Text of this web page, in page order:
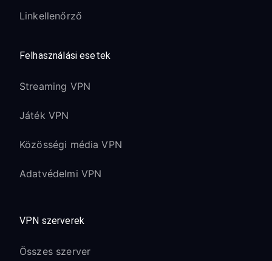
Linkellenőrző
Felhasználási esetek
Streaming VPN
Játék VPN
Közösségi média VPN
Adatvédelmi VPN
VPN szerverek
Összes szerver